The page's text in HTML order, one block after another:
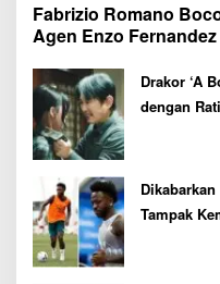
Fabrizio Romano
Agen Enzo
Drakor ‘A
dengan
Tampak